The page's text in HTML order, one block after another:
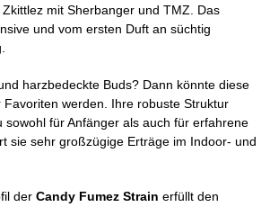
mit Sherbanger und TMZ. Das
und vom ersten Duft an süchtig
harzbedeckte Buds? Dann könnte diese
werden. Ihre robuste Struktur
sowohl für Anfänger als auch für erfahrene
sie sehr großzügige Erträge im Indoor- und
der Candy Fumez Strain erfüllt den